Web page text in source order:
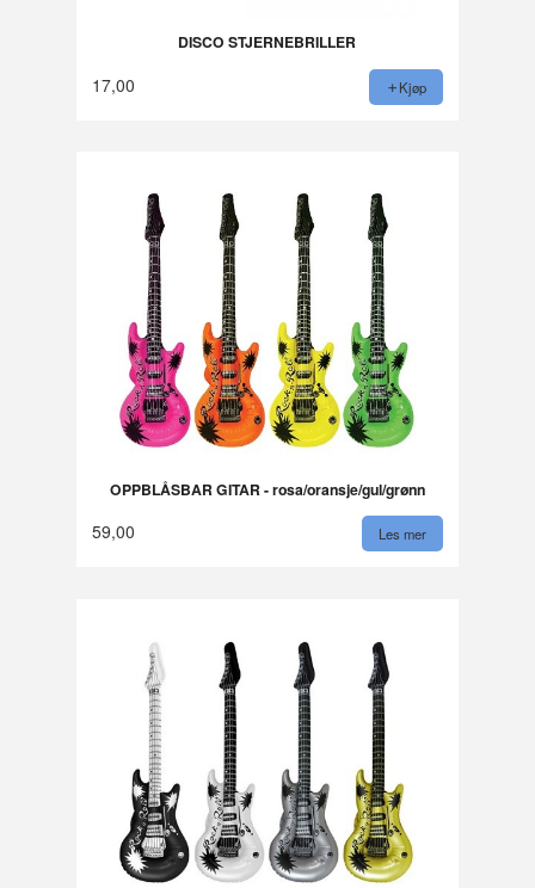
DISCO STJERNEBRILLER
17,00 Kjøp
OPPBLÅSBAR GITAR - rosa/oransje/gul/grønn
59,00 Les mer